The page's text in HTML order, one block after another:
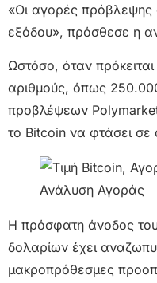
«Οι αγορές πρόβλεψης
εξόδου», πρόσθεσε η
Ωστόσο, όταν
αριθμούς, όπως
προβλέψεων
το Bitcoin να φτάσει σε
Η πρόσφατη άνοδος
δολαρίων έχει
μακροπρόθεσμες